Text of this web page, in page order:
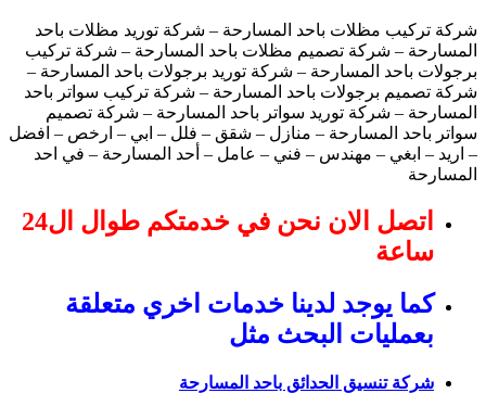
شركة تركيب مظلات باحد المسارحة – شركة توريد مظلات باحد
المسارحة – شركة تصميم مظلات باحد المسارحة – شركة تركيب
برجولات باحد المسارحة – شركة توريد برجولات باحد المسارحة –
شركة تصميم برجولات باحد المسارحة – شركة تركيب سواتر باحد
المسارحة – شركة توريد سواتر باحد المسارحة – شركة تصميم
سواتر باحد المسارحة – منازل – شقق – فلل – ابي – ارخص – افضل
– اريد – ابغي – مهندس – فني – عامل – أحد المسارحة – في احد
المسارحة
اتصل الان نحن في خدمتكم طوال ال24
ساعة
كما يوجد لدينا خدمات اخري متعلقة
بعمليات البحث مثل
شركة تنسيق الحدائق باحد المسارحة